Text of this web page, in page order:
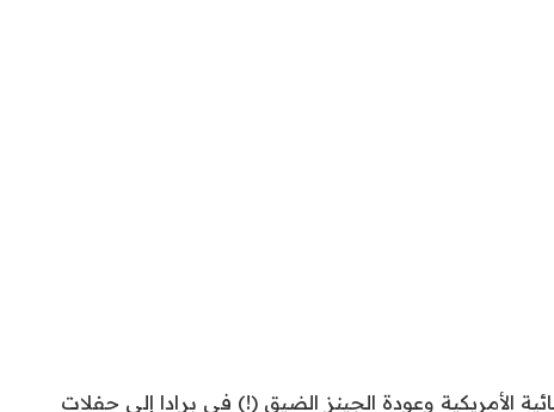
الأمريكية وعودة الجينز الضيق (!) في برادا إلى حفلات